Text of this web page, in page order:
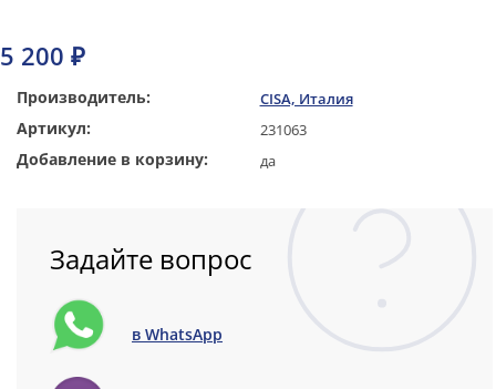
Производитель: CISA, Италия
Артикул: 231063
Добавление в корзину: да
5 200 ₽
Задайте вопрос
в WhatsApp